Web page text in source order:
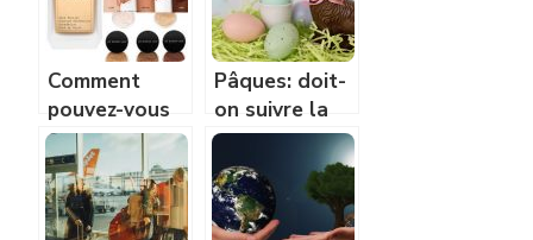
Comment
pouvez-vous
choisir vos
accessoires
de
maquillages?
Pâques: doit-
on suivre la
mode
chocolat?